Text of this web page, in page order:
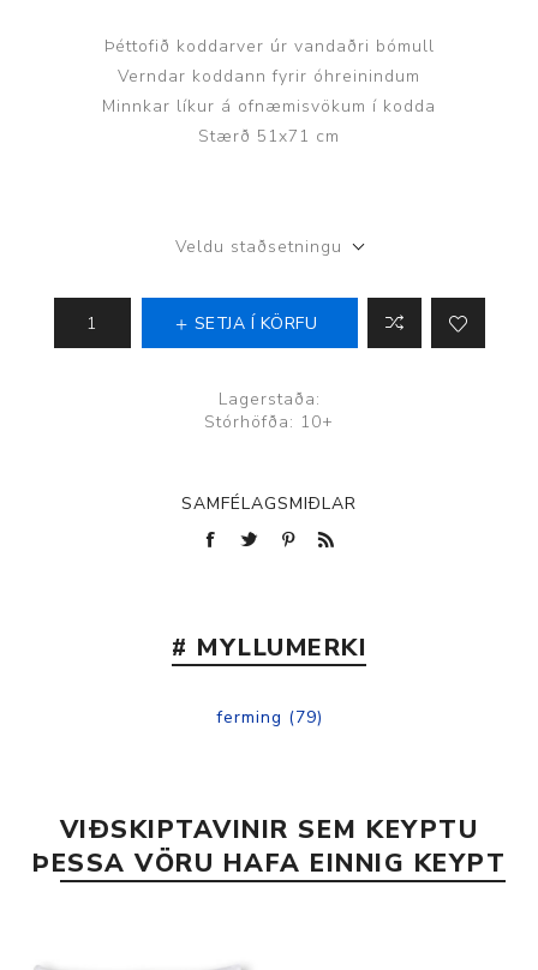
Þéttofið koddarver úr vandaðri bómull
Verndar koddann fyrir óhreinindum
Minnkar líkur á ofnæmisvökum í kodda
Stærð 51x71 cm
Veldu staðsetningu
SETJA Í KÖRFU
Lagerstaða:
Stórhöfða: 10+
SAMFÉLAGSMIÐLAR
# MYLLUMERKI
ferming (79)
VIÐSKIPTAVINIR SEM KEYPTU
ÞESSA VÖRU HAFA EINNIG KEYPT